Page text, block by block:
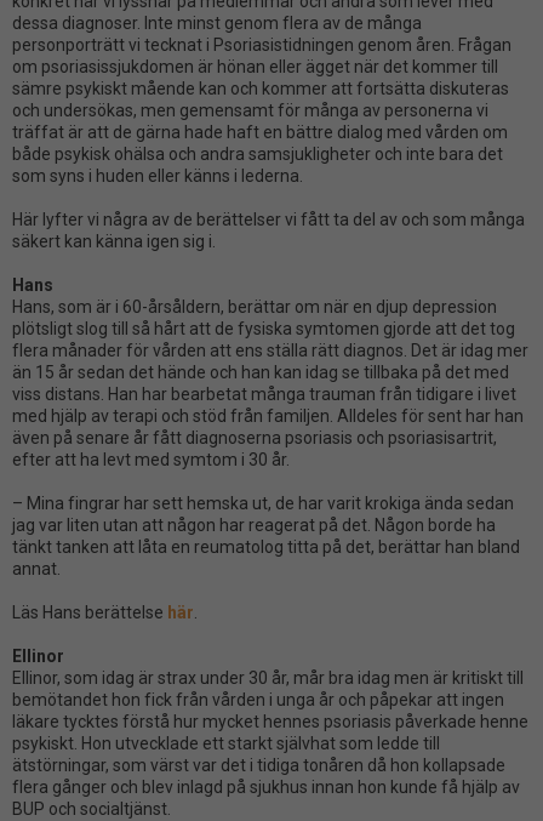
dessa diagnoser. Inte minst genom flera av de många
personporträtt vi tecknat i Psoriasistidningen genom åren. Frågan
om psoriasissjukdomen är hönan eller ägget när det kommer till
sämre psykiskt mående kan och kommer att fortsätta diskuteras
och undersökas, men gemensamt för många av personerna vi
träffat är att de gärna hade haft en bättre dialog med vården om
både psykisk ohälsa och andra samsjukligheter och inte bara det
som syns i huden eller känns i lederna.
Här lyfter vi några av de berättelser vi fått ta del av och som många
säkert kan känna igen sig i.
Hans
Hans, som är i 60-årsåldern, berättar om när en djup depression
plötsligt slog till så hårt att de fysiska symtomen gjorde att det tog
flera månader för vården att ens ställa rätt diagnos. Det är idag mer
än 15 år sedan det hände och han kan idag se tillbaka på det med
viss distans. Han har bearbetat många trauman från tidigare i livet
med hjälp av terapi och stöd från familjen. Alldeles för sent har han
även på senare år fått diagnoserna psoriasis och psoriasisartrit,
efter att ha levt med symtom i 30 år.
– Mina fingrar har sett hemska ut, de har varit krokiga ända sedan
jag var liten utan att någon har reagerat på det. Någon borde ha
tänkt tanken att låta en reumatolog titta på det, berättar han bland
annat.
Läs Hans berättelse här.
Ellinor
Ellinor, som idag är strax under 30 år, mår bra idag men är kritiskt till
bemötandet hon fick från vården i unga år och påpekar att ingen
läkare tycktes förstå hur mycket hennes psoriasis påverkade henne
psykiskt. Hon utvecklade ett starkt självhat som ledde till
ätstörningar, som värst var det i tidiga tonåren då hon kollapsade
flera gånger och blev inlagd på sjukhus innan hon kunde få hjälp av
BUP och socialtjänst.